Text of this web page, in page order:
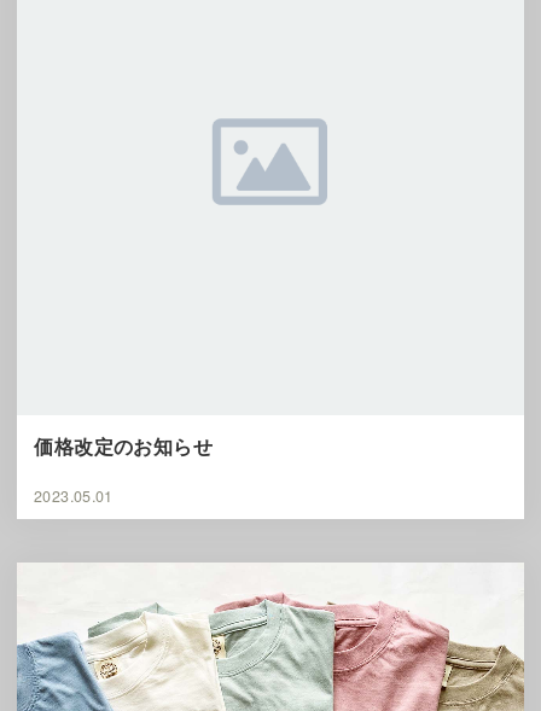
価格改定のお知らせ
2023.05.01